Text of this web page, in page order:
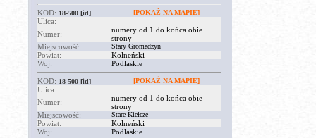
KOD: 18-500 [id] [POKAŻ NA MAPIE]
Ulica:
Numer:
numery od 1 do końca obie
strony
Miejscowość:
Stary Gromadzyn
Powiat:
Kolneński
Woj:
Podlaskie
KOD: 18-500 [id] [POKAŻ NA MAPIE]
Ulica:
Numer:
numery od 1 do końca obie
strony
Miejscowość:
Stare Kiełcze
Powiat:
Kolneński
Woj:
Podlaskie